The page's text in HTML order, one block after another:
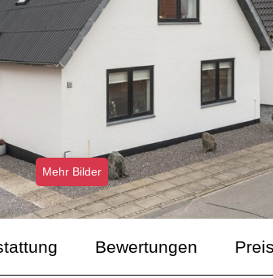
Mehr Bilder
Bewertungen